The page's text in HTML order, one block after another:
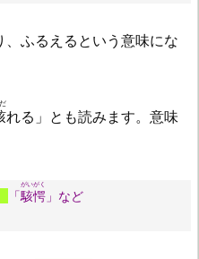
ふるえるという意味にな
れる」とも読みます。意味
「駭愕
がいがく
」など